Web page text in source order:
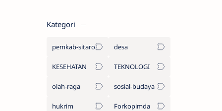
Kategori
pemkab-sitaro desa
KESEHATAN TEKNOLOGI
olah-raga sosial-budaya
hukrim Forkopimda